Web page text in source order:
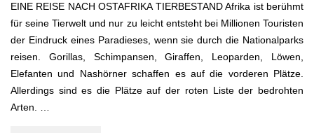
EINE REISE NACH OSTAFRIKA TIERBESTAND Afrika ist berühmt
für seine Tierwelt und nur zu leicht entsteht bei Millionen Touristen
der Eindruck eines Paradieses, wenn sie durch die Nationalparks
reisen. Gorillas, Schimpansen, Giraffen, Leoparden, Löwen,
Elefanten und Nashörner schaffen es auf die vorderen Plätze.
Allerdings sind es die Plätze auf der roten Liste der bedrohten
Arten. …